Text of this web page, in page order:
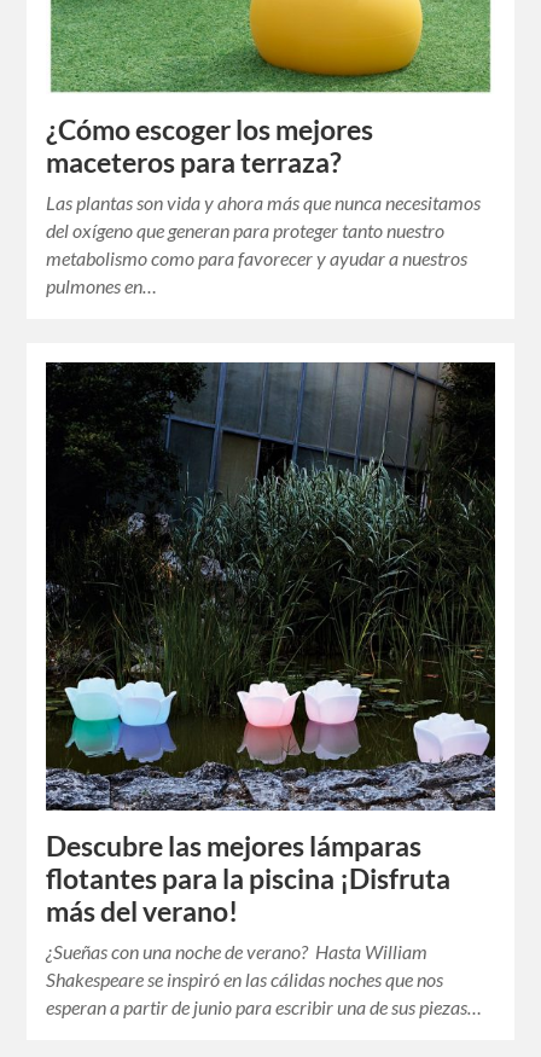
¿Cómo escoger los mejores
maceteros para terraza?
Las plantas son vida y ahora más que nunca necesitamos
del oxígeno que generan para proteger tanto nuestro
metabolismo como para favorecer y ayudar a nuestros
pulmones en…
Descubre las mejores lámparas
flotantes para la piscina ¡Disfruta
más del verano!
¿Sueñas con una noche de verano? Hasta William
Shakespeare se inspiró en las cálidas noches que nos
esperan a partir de junio para escribir una de sus piezas…